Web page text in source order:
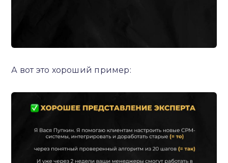
А вот это хороший пример: